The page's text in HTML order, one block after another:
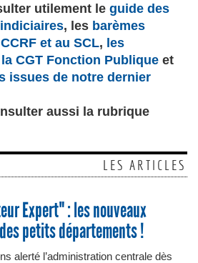
utilement le guide des
, les barèmes
et au SCL, les
CGT Fonction Publique et
issues de notre dernier
aussi la rubrique
LES ARTICLES
Expert" : les nouveaux
petits départements !
alerté l’administration centrale dès